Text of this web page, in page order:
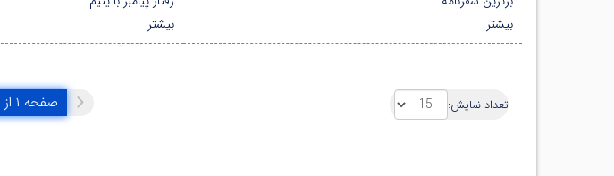
بیشتر
بیشتر
تعداد نمایش: صفحه ۱ از ۲